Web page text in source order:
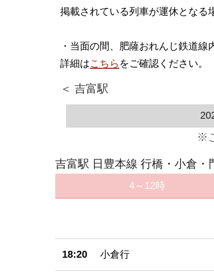
掲載されている列車が運休となる
・当面の間、肥薩おれんじ鉄道
詳細はこちら をご確認ください。
＜ 吉富駅
※
吉富駅 日豊本線 行橋・小倉・
4～12時
18:20 小倉行